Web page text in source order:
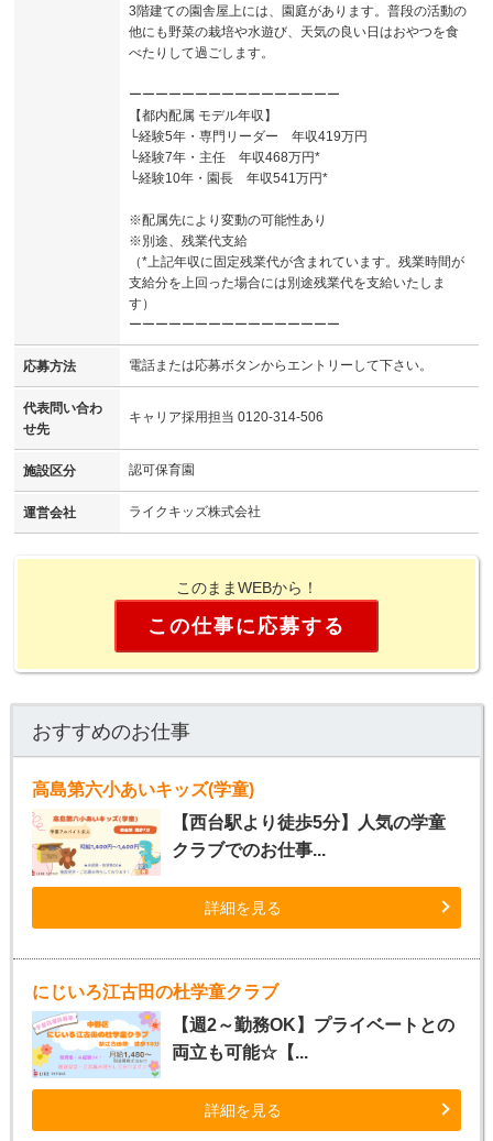
3階建ての園舎屋上には、園庭があります。普段の活動の
他にも野菜の栽培や水遊び、天気の良い日はおやつを食
べたりして過ごします。
ーーーーーーーーーーーーーーーー
【都内配属 モデル年収】
└経験5年・専門リーダー 年収419万円
└経験7年・主任 年収468万円*
└経験10年・園長 年収541万円*
※配属先により変動の可能性あり
※別途、残業代支給
（*上記年収に固定残業代が含まれています。残業時間が
支給分を上回った場合には別途残業代を支給いたしま
す）
ーーーーーーーーーーーーーーーー
応募方法 電話または応募ボタンからエントリーして下さい。
代表問い合わ
せ先
キャリア採用担当 0120-314-506
施設区分 認可保育園
運営会社 ライクキッズ株式会社
このままWEBから！
この仕事に応募する
おすすめのお仕事
高島第六小あいキッズ(学童)
【西台駅より徒歩5分】人気の学童
クラブでのお仕事...
詳細を見る
にじいろ江古田の杜学童クラブ
【週2～勤務OK】プライベートとの
両立も可能☆【...
詳細を見る